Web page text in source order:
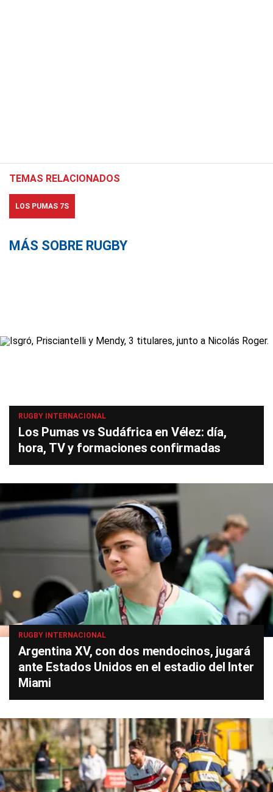
TEMAS RELACIONADOS
LOS PUMAS 7S
MÁS SOBRE RUGBY
RUGBY INTERNACIONAL
Los Pumas vs Sudáfrica en Vélez: día,
hora, TV y formaciones confirmadas
RUGBY INTERNACIONAL
Argentina XV, con dos mendocinos, jugará
ante Estados Unidos en el estadio del Inter
Miami